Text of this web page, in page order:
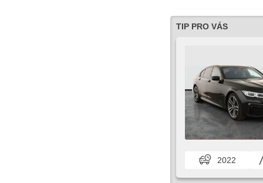
TIP PRO VÁS
2022